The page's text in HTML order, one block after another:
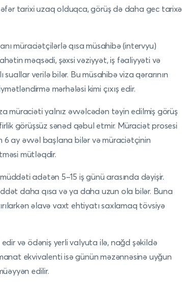
tarixi uzaq olduqca, görüş də daha gec tarixə
müraciətçilərlə qısa müsahibə (intervyu)
məqsədi, şəxsi vəziyyət, iş fəaliyyəti və
suallar verilə bilər. Bu müsahibə viza qərarının
mərhələsi kimi çıxış edir.
müraciəti yalnız əvvəlcədən təyin edilmiş görüş
görüşsüz sənəd qəbul etmir. Müraciət prosesi
6 ay əvvəl başlana bilər və müraciətçinin
mütləqdir.
adətən 5–15 iş günü arasında dəyişir.
daha qısa və ya daha uzun ola bilər. Buna
əlavə vaxt ehtiyatı saxlamaq tövsiyə
və ödəniş yerli valyuta ilə, nağd şəkildə
ekvivalenti isə günün məzənnəsinə uyğun
edilir.